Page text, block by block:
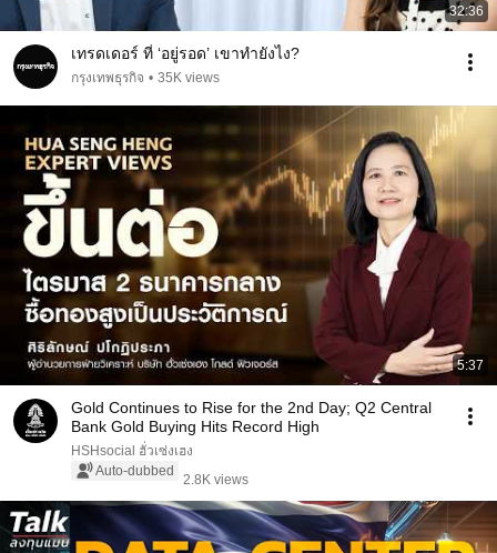
32:36
เทรดเดอร์ ที่ ‘อยู่รอด’ เขาทำยังไง?
กรุงเทพธุรกิจ • 35K views
5:37
Gold Continues to Rise for the 2nd Day; Q2 Central
Bank Gold Buying Hits Record High
HSHsocial ฮั่วเซ่งเฮง
Auto-dubbed
2.8K views